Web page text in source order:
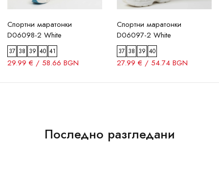
Спортни маратонки
D06098-2 White
37 38 39 40 41
29.99 € / 58.66 BGN
Спортни маратонки
D06097-2 White
37 38 39 40
27.99 € / 54.74 BGN
Последно разгледани